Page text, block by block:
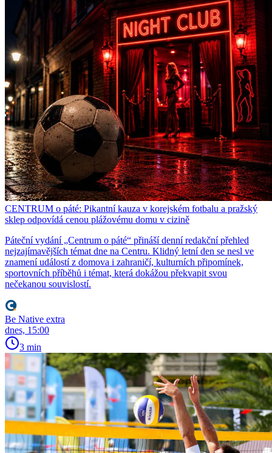
CENTRUM o páté: Pikantní kauza v korejském fotbalu a pražský
sklep odpovídá cenou plážovému domu v cizině
Páteční vydání „Centrum o páté“ přináší denní redakční přehled
nejzajímavějších témat dne na Centru. Klidný letní den se nesl ve
znamení událostí z domova i zahraničí, kulturních připomínek,
sportovních příběhů i témat, která dokážou překvapit svou
nečekanou souvislostí.
Be Native extra
dnes, 15:00
3 min